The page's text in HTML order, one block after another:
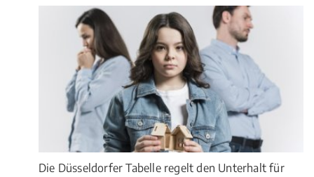
Die Düsseldorfer Tabelle regelt den Unterhalt für